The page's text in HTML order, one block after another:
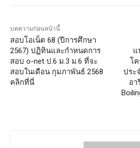
บทความก่อนหน้านี้
สอบโอเน็ต 68 (ปีการศึกษา
2567) ปฏิทินและกำหนดการ
สอบ o-net ป.6 ม.3 ม.6 ที่จะ
สอบในเดือน กุมภาพันธ์ 2568
คลิกที่นี่
แ
โ
ประ
อา